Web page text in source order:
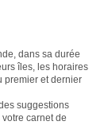
dans sa durée
îles, les horaires
premier et dernier
suggestions
carnet de